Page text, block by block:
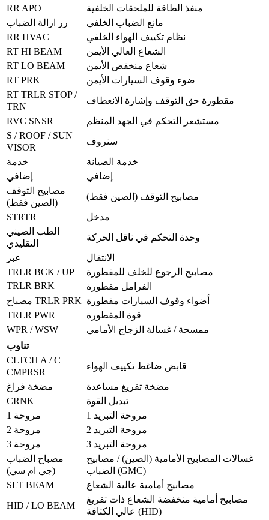
RR APO
منفذ الطاقة للملحقات الخلفية
رر ازالة الضباب
مانع الضباب الخلفي
RR HVAC
نظام تكييف الهواء الخلفي
RT HI BEAM
الشعاع العالي الأيمن
RT LO BEAM
شعاع منخفض الأيمن
RT PRK
ضوء وقوف السيارات الأيمن
RT TRLR STOP /
TRN
مقطورة حق التوقف وإشارة الانعطاف
RVC SNSR
مستشعر التحكم في الجهد المنظم
S / ROOF / SUN
VISOR
سنروف
خدمة
خدمة الصيانة
إضافي
إضافي
مصابيح التوقف
(الصين فقط)
مصابيح التوقف (الصين فقط)
STRTR
مدخل
الطب الصيني
التقليدي
وحدة التحكم في ناقل الحركة
عبر
الانتقال
TRLR BCK / UP
مصابيح الرجوع للخلف للمقطورة
TRLR BRK
الفرامل مقطورة
مصباح TRLR PRK أضواء وقوف السيارات مقطورة
TRLR PWR
قوة المقطورة
WPR / WSW
ممسحة / غسالة الزجاج الأمامي
تناوب
CLTCH A / C
CMPRSR
قابض ضاغط تكييف الهواء
مضخة فراغ
مضخة تفريغ مساعدة
CRNK
تبديل القوة
مروحة 1
مروحة التبريد 1
مروحة 2
مروحة التبريد 2
مروحة 3
مروحة التبريد 3
مصباح الضباب
(جي ام سي)
غسالات المصابيح الأمامية (الصين) / مصابيح
الضباب (GMC)
SLT BEAM
مصابيح أمامية عالية الشعاع
HID / LO BEAM
مصابيح أمامية منخفضة الشعاع ذات تفريغ
عالي الكثافة (HID)